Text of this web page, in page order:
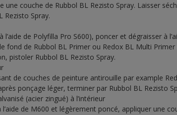
une couche de Rubbol BL Rezisto Spray. Laisser
Rezisto Spray.
l’aide de Polyfilla Pro S600), poncer et dégraisser à
fond de Rubbol BL Primer ou Redox BL Multi
pistoler Rubbol BL Rezisto Spray.
de couches de peinture antirouille par example
ponçage léger, terminer par Rubbol BL Rezisto
(acier zingué) à l’intérieur
de M600 et légèrement poncé, appliquer une